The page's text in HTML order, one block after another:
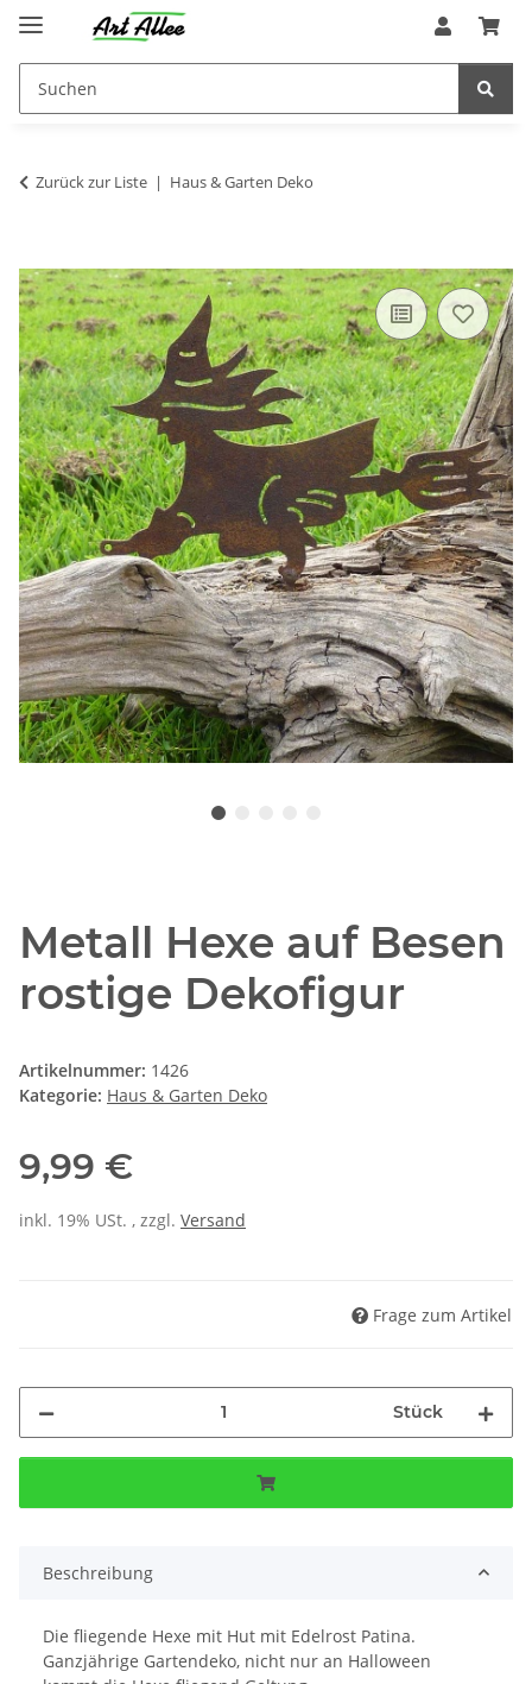
Zurück zur Liste Haus & Garten Deko
Metall Hexe auf Besen
rostige Dekofigur
Artikelnummer: 1426
Kategorie: Haus & Garten Deko
9,99 €
inkl. 19% USt. , zzgl. Versand
Frage zum Artikel
Stück
Beschreibung
Die fliegende Hexe mit Hut mit Edelrost Patina.
Ganzjährige Gartendeko, nicht nur an Halloween